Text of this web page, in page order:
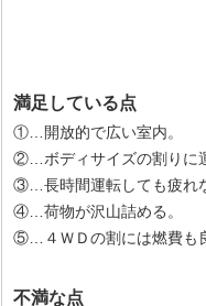
満足している点
①…開放的で広い室内。
②…ボディサイズの割りに
③…長時間運転しても疲れ
④…荷物が沢山詰める。
⑤…４ＷＤの割には燃費も
不満な点